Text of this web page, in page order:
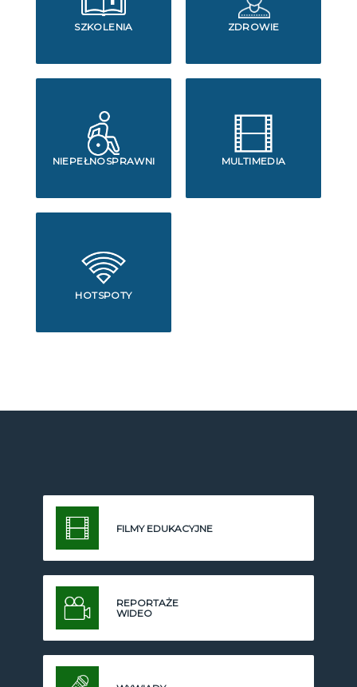
SZKOLENIA ZDROWIE
NIEPEŁNOSPRAWNI MULTIMEDIA
HOTSPOTY
FILMY EDUKACYJNE
REPORTAŻE
WIDEO